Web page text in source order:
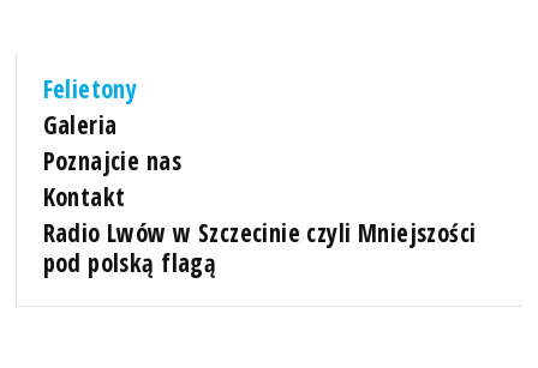
Felietony
Galeria
Poznajcie nas
Kontakt
Radio Lwów w Szczecinie czyli Mniejszości
pod polską flagą